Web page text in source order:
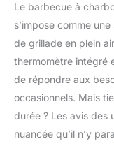
Le barbecue à
s’impose comme
de grillade en plein
thermomètre intégré
de répondre aux
occasionnels. Mais
durée ? Les avis des
nuancée qu’il n’y